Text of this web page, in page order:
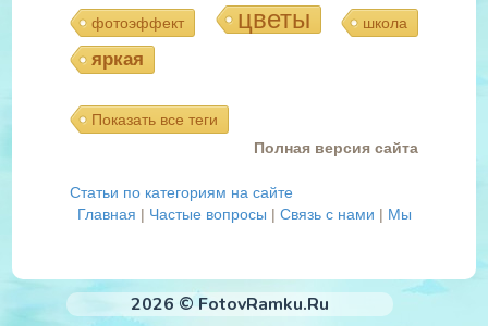
фотоэффект цветы школа
яркая
Показать все теги
Полная версия сайта
Статьи по категориям на сайте
Главная | Частые вопросы | Связь с нами | Мы
2026 © FotovRamku.Ru